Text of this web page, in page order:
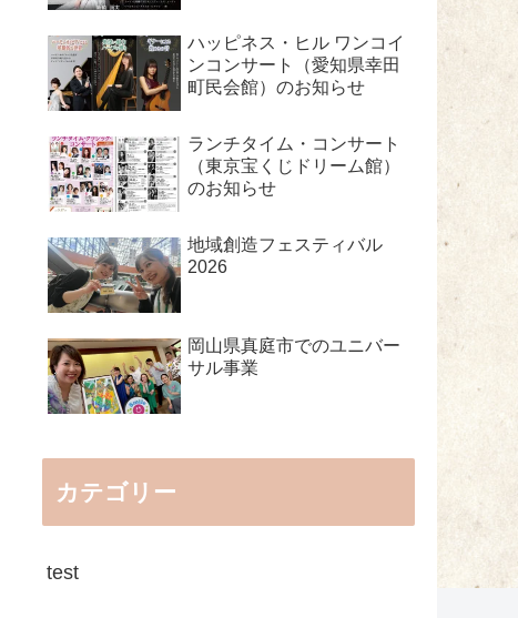
ハッピネス・ヒル ワンコイ
ンコンサート（愛知県幸田
町民会館）のお知らせ
ランチタイム・コンサート
（東京宝くじドリーム館）
のお知らせ
地域創造フェスティバル
2026
岡山県真庭市でのユニバー
サル事業
カテゴリー
test